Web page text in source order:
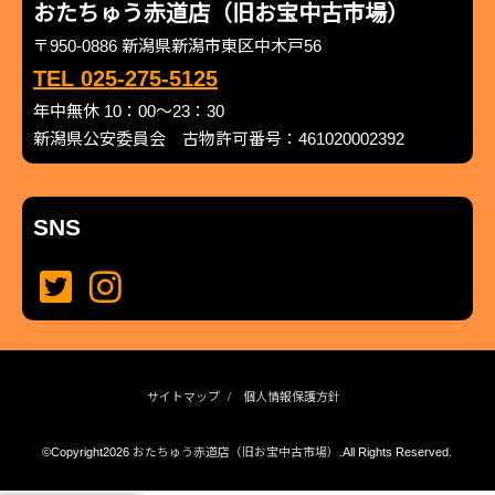
おたちゅう赤道店（旧お宝中古市場）
〒950-0886 新潟県新潟市東区中木戸56
TEL 025-275-5125
年中無休 10：00～23：30
新潟県公安委員会 古物許可番号：461020002392
SNS
サイトマップ 個人情報保護方針
©Copyright2026 おたちゅう赤道店（旧お宝中古市場） .All Rights Reserved.